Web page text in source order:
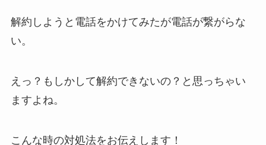
解約しようと電話をかけてみたが電話が繋がらな
い。
えっ？もしかして解約できないの？と思っちゃい
ますよね。
こんな時の対処法をお伝えします！